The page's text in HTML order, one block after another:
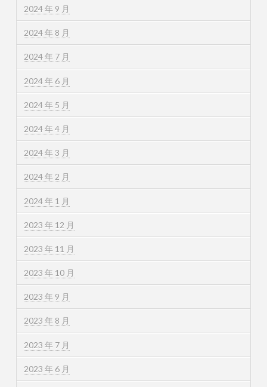
2024 年 9 月
2024 年 8 月
2024 年 7 月
2024 年 6 月
2024 年 5 月
2024 年 4 月
2024 年 3 月
2024 年 2 月
2024 年 1 月
2023 年 12 月
2023 年 11 月
2023 年 10 月
2023 年 9 月
2023 年 8 月
2023 年 7 月
2023 年 6 月